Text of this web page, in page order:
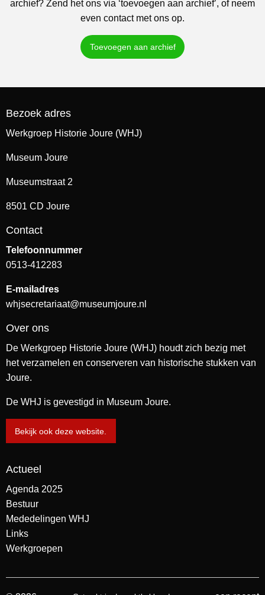
archief? Zend het ons via ‘toevoegen aan archief’, of neem
even contact met ons op.
Toevoegen aan archief
Bezoek adres
Werkgroep Historie Joure (WHJ)
Museum Joure
Museumstraat 2
8501 CD Joure
Contact
Telefoonnummer
0513-412283
E-mailadres
whjsecretariaat@museumjoure.nl
Over ons
De Werkgroep Historie Joure (WHJ) houdt zich bezig met
het verzamelen en conserveren van historische stukken van
Joure.
De WHJ is gevestigd in Museum Joure.
Bekijk ook deze website.
Actueel
Agenda 2025
Bestuur
Mededelingen WHJ
Links
Werkgroepen